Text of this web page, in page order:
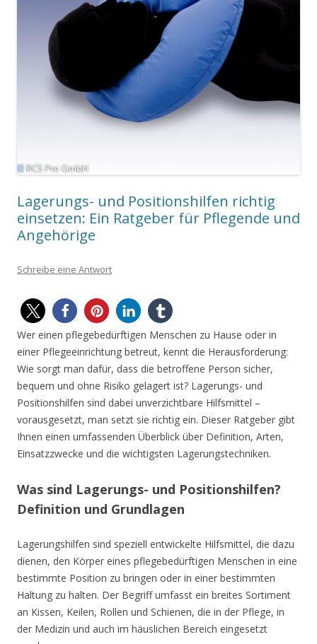
Lagerungs- und Positionshilfen richtig
einsetzen: Ein Ratgeber für Pflegende und
Angehörige
Schreibe eine Antwort
Wer einen pflegebedürftigen Menschen zu Hause oder in
einer Pflegeeinrichtung betreut, kennt die Herausforderung:
Wie sorgt man dafür, dass die betroffene Person sicher,
bequem und ohne Risiko gelagert ist? Lagerungs- und
Positionshilfen sind dabei unverzichtbare Hilfsmittel –
vorausgesetzt, man setzt sie richtig ein. Dieser Ratgeber gibt
Ihnen einen umfassenden Überblick über Definition, Arten,
Einsatzzwecke und die wichtigsten Lagerungstechniken.
Was sind Lagerungs- und Positionshilfen?
Definition und Grundlagen
Lagerungshilfen sind speziell entwickelte Hilfsmittel, die dazu
dienen, den Körper eines pflegebedürftigen Menschen in eine
bestimmte Position zu bringen oder in einer bestimmten
Haltung zu halten. Der Begriff umfasst ein breites Sortiment
an Kissen, Keilen, Rollen und Schienen, die in der Pflege, in
der Medizin und auch im häuslichen Bereich eingesetzt